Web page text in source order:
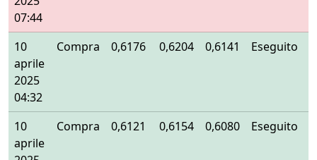
07:44
10
aprile
2025
04:32
Compra 0,6176 0,6204 0,6141 Eseguito
10
aprile
Compra 0,6121 0,6154 0,6080 Eseguito